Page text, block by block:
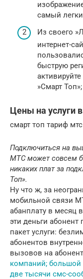
самый
Из своего
интернет-
быструю
»Смарт Топ»;
Цены на услуги
смарт топ тариф мтс
Подключиться на
МТС может совсем
никаких плат за
Топ».
Ну что ж, за
мобильной связи
абанплату в месяц
эти деньги
пакет услуги:
абонентов
вызовов на
компаний; большой
две тысячи смс-